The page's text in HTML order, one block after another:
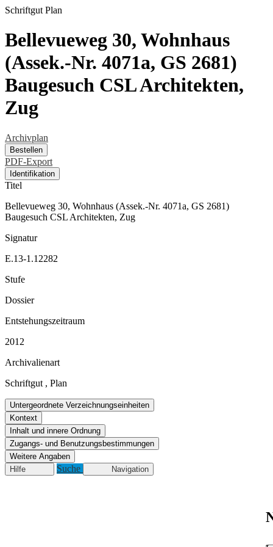
Schriftgut Plan
Bellevueweg 30, Wohnhaus
(Assek.-Nr. 4071a, GS 2681)
Baugesuch CSL Architekten,
Zug
Archivplan
Bestellen
PDF-Export
Identifikation
Titel
Bellevueweg 30, Wohnhaus (Assek.-Nr. 4071a, GS 2681)
Baugesuch CSL Architekten, Zug
Signatur
E.13-1.12282
Stufe
Dossier
Entstehungszeitraum
2012
Archivalienart
Schriftgut , Plan
Untergeordnete Verzeichnungseinheiten
Kontext
Inhalt und innere Ordnung
Zugangs- und Benutzungsbestimmungen
Weitere Angaben
Hilfe
Suche Navigation